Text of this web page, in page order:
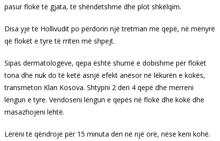
pasur flokë të gjata, të shëndetshme dhe plot shkëlqim.
Disa yje të Hollivudit po përdorin një tretman me qepë, në mënyrë
që flokët e tyre të rriten më shpejt.
Sipas dermatologëve, qepa është shumë e dobishme për flokët
tona dhe nuk do të ketë asnjë efekt anësor në lëkurën e kokës,
transmeton Klan Kosova. Shtypni 2 deri 4 qepë dhe merreni
lëngun e tyre. Vendoseni lëngun e qepës në flokë dhe kokë dhe
masazhojeni lehtë.
Lërëni të qëndrojë për 15 minuta deri në një orë, nëse keni kohë.